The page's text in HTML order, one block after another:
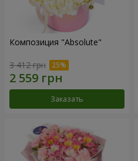
Композиция "Absolute"
3 412 грн
Заказать